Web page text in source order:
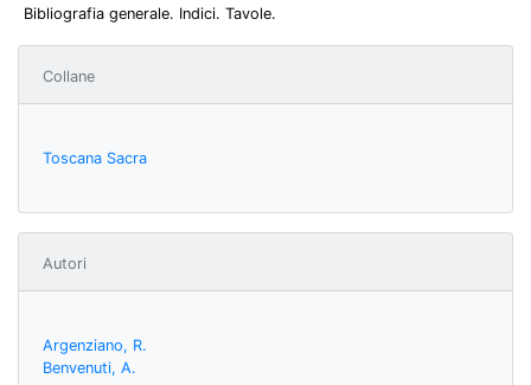
Bibliografia generale. Indici. Tavole.
Collane
Toscana Sacra
Autori
Argenziano, R.
Benvenuti, A.